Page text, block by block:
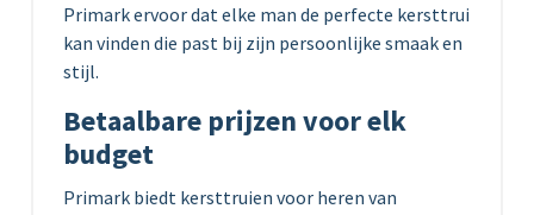
Primark ervoor dat elke man de perfecte kersttrui
kan vinden die past bij zijn persoonlijke smaak en
stijl.
Betaalbare prijzen voor elk
budget
Primark biedt kersttruien voor heren van